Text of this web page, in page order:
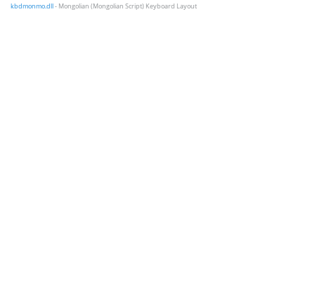
kbdmonmo.dll- Mongolian (Mongolian Script) Keyboard Layout